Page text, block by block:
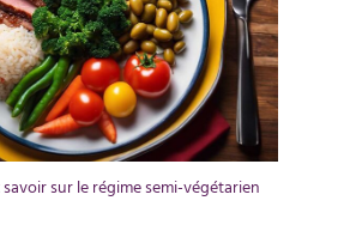
sur le régime semi-végétarien